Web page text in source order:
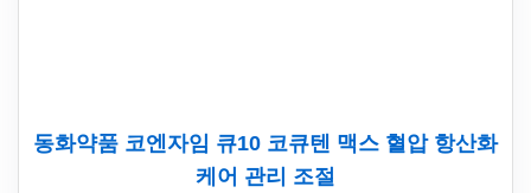
동화약품 코엔자임 큐10 코큐텐 맥스 혈압 항산화
케어 관리 조절